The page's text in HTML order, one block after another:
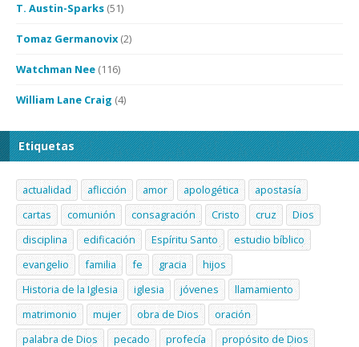
T. Austin-Sparks (51)
Tomaz Germanovix (2)
Watchman Nee (116)
William Lane Craig (4)
Etiquetas
actualidad aflicción amor apologética
apostasía
cartas
comunión consagración Cristo cruz
Dios
disciplina
edificación Espíritu Santo
estudio bíblico
evangelio
familia fe gracia
hijos
Historia de la Iglesia
iglesia jóvenes
llamamiento
matrimonio
mujer obra de Dios
oración
palabra de Dios
pecado profecía
propósito de Dios